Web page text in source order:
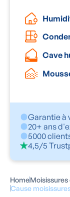
Cave
Garantie à
20+ ans
5000
4,5/5
Home
Cause